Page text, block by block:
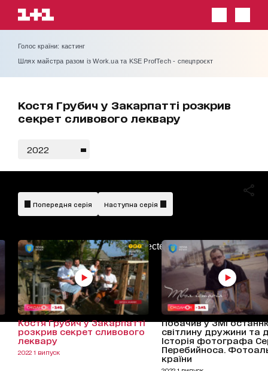
Голос країни: кастинг
Шлях майстра разом із Work.ua та KSE ProfTech - спецпроєкт
Костя Грубич у Закарпатті розкрив
секрет сливового леквару
2022
AdBlockDetected!
Попередня серія Наступна серія
Костя Грубич у Закарпатті
розкрив секрет сливового
леквару
2022 1 випуск
Побачив у ЗМІ
світлину дружини та
Історія фотографа
Перебийноса.
країни